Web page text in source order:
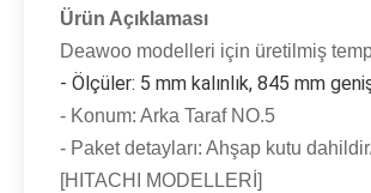
Ürün Açıklaması
Deawoo modelleri için üretilmiş
- Ölçüler: 5 mm kalınlık, 845 mm
- Konum: Arka Taraf NO.5
- Paket detayları: Ahşap kutu
[HITACHI MODELLERİ]